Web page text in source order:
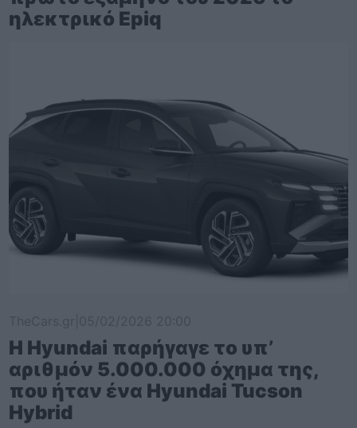
ηλεκτρικό Epiq
Η Hyundai παρήγαγε το υπ’
αριθμόν 5.000.000 όχημα της,
που ήταν ένα Hyundai Tucson
Hybrid